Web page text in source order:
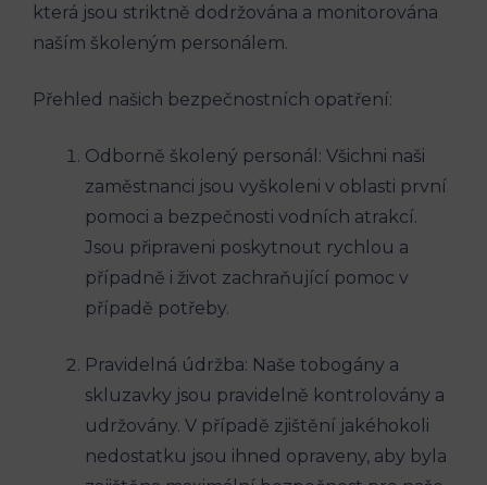
která jsou striktně dodržována a monitorována
naším školeným personálem.
Přehled našich bezpečnostních opatření:
Odborně školený personál: Všichni naši
zaměstnanci jsou vyškoleni v oblasti první
pomoci a bezpečnosti vodních atrakcí.
Jsou připraveni poskytnout rychlou a
případně i život zachraňující pomoc v
případě potřeby.
Pravidelná údržba: Naše tobogány a
skluzavky jsou pravidelně kontrolovány a
udržovány. V případě zjištění jakéhokoli
nedostatku jsou ihned opraveny, aby byla